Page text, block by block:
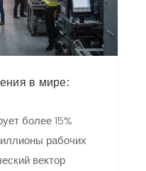
в мире:
более 15%
рабочих
вектор